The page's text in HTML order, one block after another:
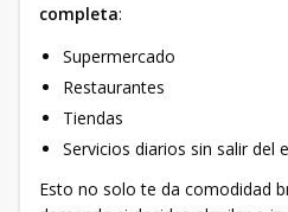
completa:
Supermercado
Restaurantes
Tiendas
Servicios diarios sin salir del
Esto no solo te da comodidad